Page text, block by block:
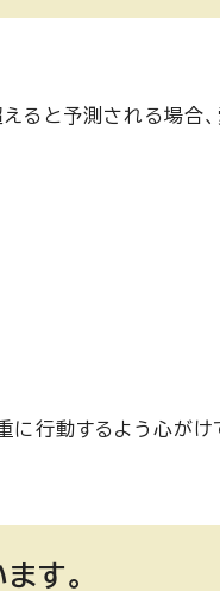
ると予測される場合、
に行動するよう心がけ
す。